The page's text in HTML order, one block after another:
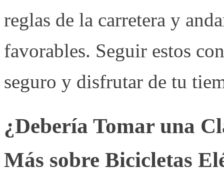
reglas de la carretera y
favorables. Seguir estos
seguro y disfrutar de tu
¿Debería Tomar una
Más sobre Bicicletas